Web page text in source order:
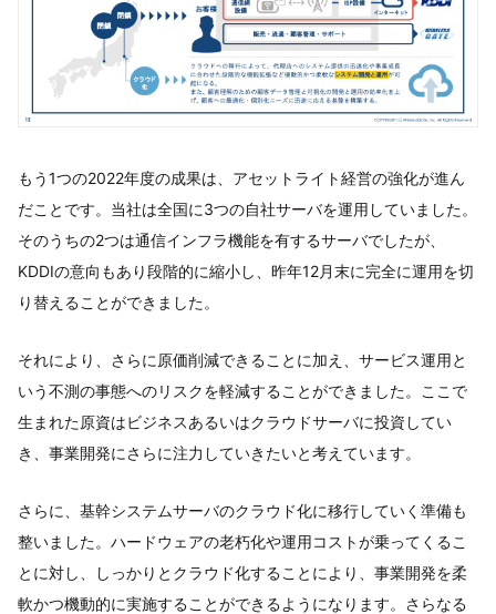
もう1つの2022年度の成果は、アセットライト経営の強化が進ん
だことです。当社は全国に3つの自社サーバを運用していました。
そのうちの2つは通信インフラ機能を有するサーバでしたが、
KDDIの意向もあり段階的に縮小し、昨年12月末に完全に運用を切
り替えることができました。
それにより、さらに原価削減できることに加え、サービス運用と
いう不測の事態へのリスクを軽減することができました。ここで
生まれた原資はビジネスあるいはクラウドサーバに投資してい
き、事業開発にさらに注力していきたいと考えています。
さらに、基幹システムサーバのクラウド化に移行していく準備も
整いました。ハードウェアの老朽化や運用コストが乗ってくるこ
とに対し、しっかりとクラウド化することにより、事業開発を柔
軟かつ機動的に実施することができるようになります。さらなる